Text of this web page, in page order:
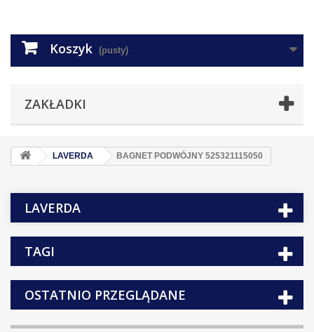
Koszyk (pusty)
ZAKŁADKI
LAVERDA BAGNET PODWÓJNY 525321115050
LAVERDA
TAGI
OSTATNIO PRZEGLĄDANE